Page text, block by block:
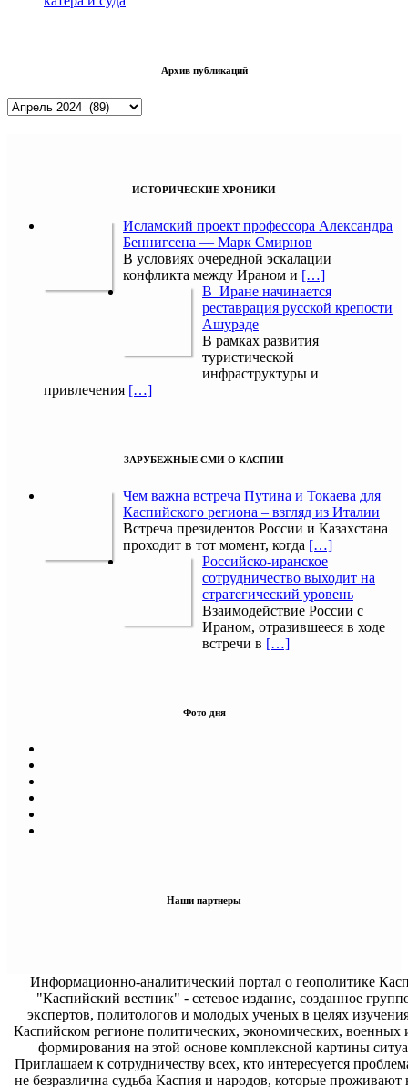
Архив публикаций
Архив
ИСТОРИЧЕСКИЕ ХРОНИКИ
Исламский проект профессора Александра
Беннигсена — Марк Смирнов
В условиях очередной эскалации
конфликта между Ираном и […]
В Иране начинается
реставрация русской крепости
Ашураде
В рамках развития
туристической
инфраструктуры и
привлечения […]
ЗАРУБЕЖНЫЕ СМИ О КАСПИИ
Чем важна встреча Путина и Токаева для
Каспийского региона – взгляд из Италии
Встреча президентов России и Казахстана
проходит в тот момент, когда […]
Российско-иранское
сотрудничество выходит на
стратегический уровень
Взаимодействие России с
Ираном, отразившееся в ходе
встречи в […]
Фото дня
Наши партнеры
Информационно-аналитический портал о геополитике
"Каспийский вестник" - сетевое издание, созданное
экспертов, политологов и молодых ученых в целях
Каспийском регионе политических, экономических, военных
формирования на этой основе комплексной картины
Приглашаем к сотрудничеству всех, кто интересуется
не безразлична судьба Каспия и народов, которые проживают